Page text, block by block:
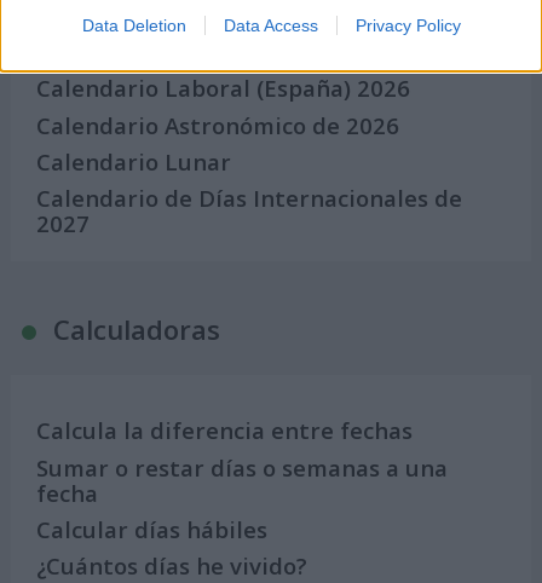
Data Deletion Data Access Privacy Policy
Calendario Laboral por municipios
Calendario Laboral (España) 2026
Calendario Astronómico de 2026
Calendario Lunar
Calendario de Días Internacionales de
2027
Calculadoras
Calcula la diferencia entre fechas
Sumar o restar días o semanas a una
fecha
Calcular días hábiles
¿Cuántos días he vivido?